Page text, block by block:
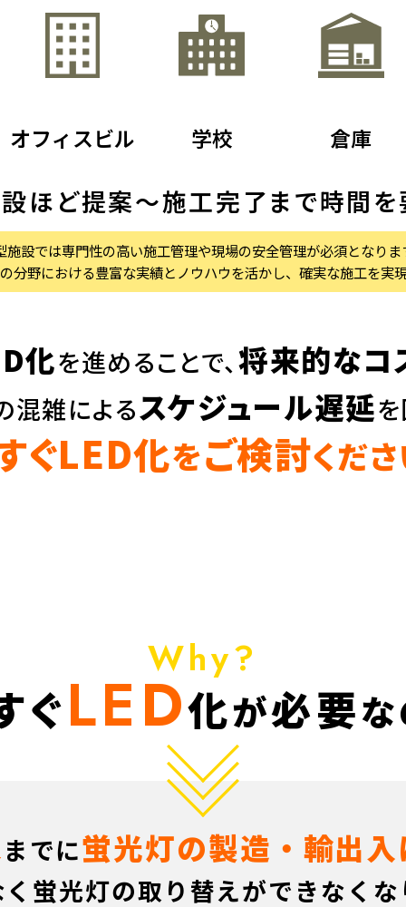
オフィスビル 学校 倉庫
ほど提案～施工完了まで時間を
施設では専門性の高い施工管理や現場の安全管理が必須となりま
分野における豊富な実績と ノウハウを活かし、確実な施工を実
化を進めることで、将来的なコ
混雑によるスケジュール遅延
ぐLED化をご検討くださ
Why?
ぐLED化が必要
までに蛍光灯の製造・輸出
蛍光灯の取り替えができなく